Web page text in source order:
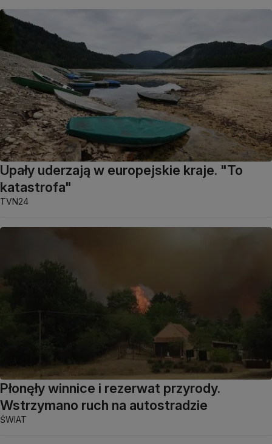
Upały uderzają w europejskie kraje. "To
katastrofa"
TVN24
Płonęły winnice i rezerwat przyrody.
Wstrzymano ruch na autostradzie
ŚWIAT